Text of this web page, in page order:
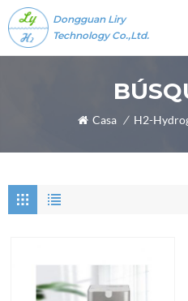
Dongguan Liry
Technology Co.,Ltd.
Casa / H2-